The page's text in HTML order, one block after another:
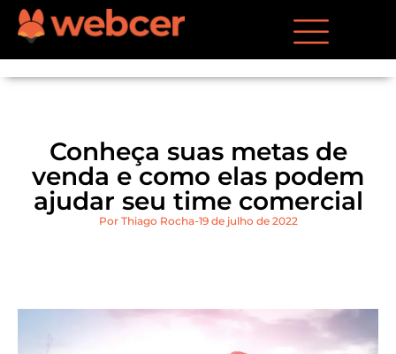
Conheça suas metas de
venda e como elas podem
ajudar seu time comercial
PorThiago Rocha 19 de julho de 2022